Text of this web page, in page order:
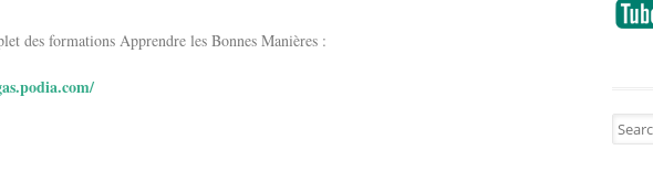
des formations Apprendre les Bonnes Manières :
Search
for: